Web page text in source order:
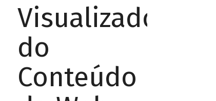
Visualizador
do
Conteúdo